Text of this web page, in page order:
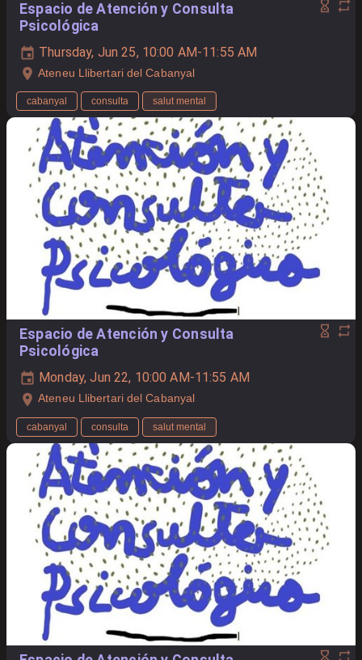
Espacio de Atención y Consulta
Psicológica
Thursday, Jun 25, 10:00 AM-11:55 AM
Ateneu Llibertari del Cabanyal
cabanyal consulta salut mental
Espacio de Atención y Consulta
Psicológica
Monday, Jun 22, 10:00 AM-11:55 AM
Ateneu Llibertari del Cabanyal
cabanyal consulta salut mental